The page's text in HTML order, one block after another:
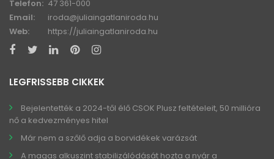
Telefon: 47 361-000
Email:
iroda@juliaingatlaniroda.hu
Web:
https://juliaingatlaniroda.hu
LEGFRISSEBB CIKKEK
Bejelentették a 2024-től élő CSOK Plusz feltételeit, 50 millióra
nő a kedvezményes hitel
Már nem a szőlő adja a borvidékek varázsát
A magas alkuszint stabilizálódását hozta a nyár a